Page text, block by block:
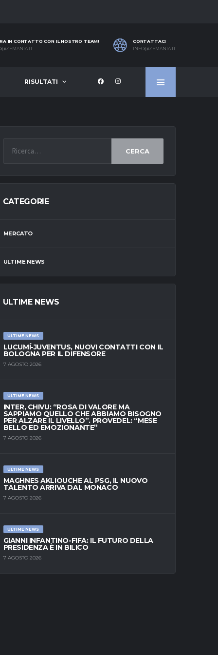
IN CONTATTO CON IL NOSTRO TEAM!
CONTATTACI
INFO@ZEMANIA.IT
RISULTATI
CERCA
CATEGORIE
MERCATO
ULTIME NEWS
ULTIME NEWS
ULTIME NEWS
LUCUMÍ-JUVENTUS, NUOVI CONTATTI CON IL
BOLOGNA PER IL DIFENSORE
7 AGOSTO 2026
ULTIME NEWS
INTER, CHIVU: “ROSA DI VALORE MA
SAPPIAMO QUELLO CHE ABBIAMO BISOGNO
PER ALZARE IL LIVELLO”. PROVEDEL: “MESE
BELLO ED EMOZIONANTE”
7 AGOSTO 2026
ULTIME NEWS
MAGHNES AKLIOUCHE AL PSG, IL NUOVO
TALENTO ARRIVA DAL MONACO
7 AGOSTO 2026
ULTIME NEWS
GIANNI INFANTINO-FIFA: IL FUTURO DELLA
PRESIDENZA È IN BILICO
7 AGOSTO 2026